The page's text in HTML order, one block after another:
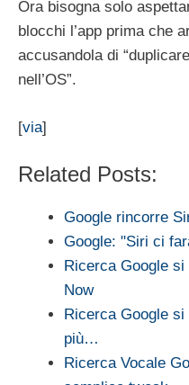
Ora bisogna solo
blocchi l’app prima che
accusandola di
nell’OS”.
[via]
Related Posts:
Google rincorre
Google: "Siri ci
Ricerca Google
Now
Ricerca Google
più…
Ricerca Vocale